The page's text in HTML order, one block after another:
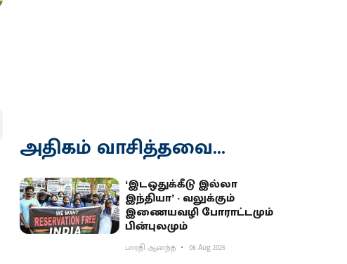
அதிகம் வாசித்தவை...
‘இடஒதுக்கீடு இல்லா
இந்தியா’ - வலுக்கும்
இணையவழி போராட்டமும்
பின்புலமும்
பாரதி ஆனந்த் 06 Aug 2026